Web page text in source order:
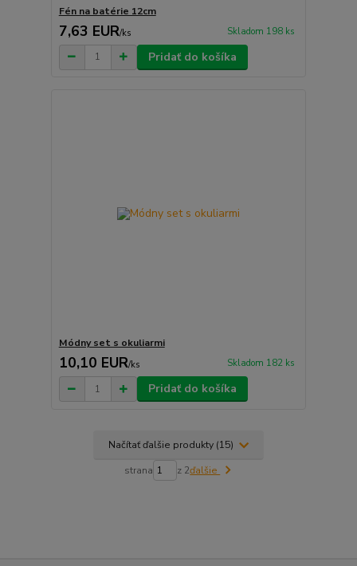
Fén na batérie 12cm
7,63 EUR/ks Skladom 198 ks
Pridať do košíka
Módny set s okuliarmi
10,10 EUR/ks Skladom 182 ks
Pridať do košíka
Načítať ďalšie produkty (15)
strana z 2ďalšie